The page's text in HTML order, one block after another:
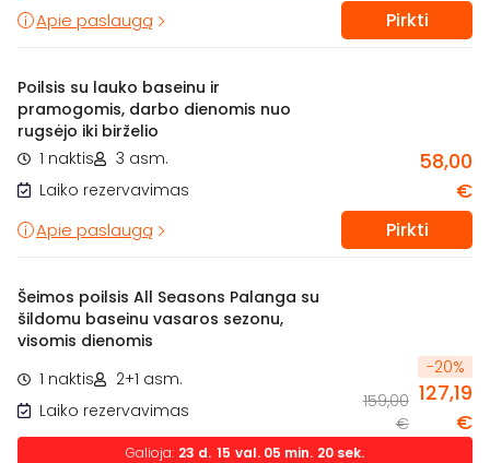
Apie paslaugą Pirkti
Poilsis su lauko baseinu ir
pramogomis, darbo dienomis nuo
rugsėjo iki birželio
1 naktis
3 asm.
Laiko rezervavimas
58,00
€
Apie paslaugą Pirkti
Šeimos poilsis All Seasons Palanga su
šildomu baseinu vasaros sezonu,
visomis dienomis
1 naktis
2+1 asm.
Laiko rezervavimas
-20%
159,00
€
127,19
€
Galioja: 23 d. 15 val. 05 min. 19 sek.